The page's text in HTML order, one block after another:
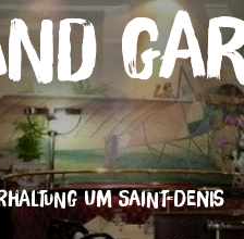
UM SAINT-DENIS